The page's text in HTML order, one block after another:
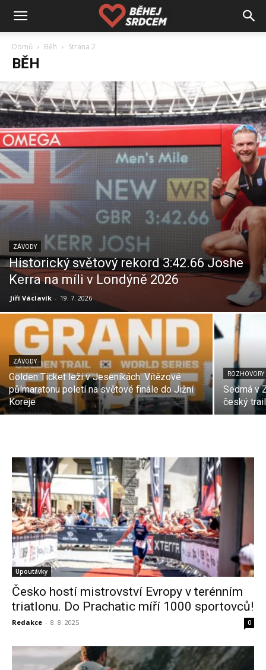
Domů Běh Strana 2
BĚH
ZÁVODY
Historický světový rekord 3:42.66 Joshe
Kerra na míli v Londýně 2026
Jiří Václavík - 19. 7. 2026
ZÁVODY
Golden Ticket leží v Jeseníkách. Vítězové
půlmaratonu poletí na světové finále do Jižní
Koreje
ROZHOVORY
Sedmá v
český
Upoutávky
Česko hostí mistrovství Evropy v terénním
triatlonu. Do Prachatic míří 1000 sportovců!
Redakce - 8. 8. 2025 0